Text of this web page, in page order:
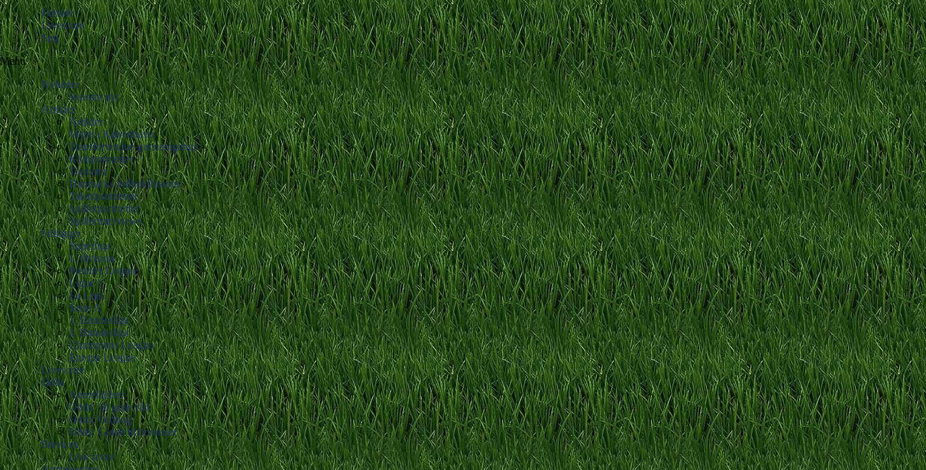
Forside
Livescore
Søg
Menu
Nyheder
Seneste nyt
Artikler
Artikler
Vejret i København
Transfervindue-gennemgange
Klubportrætter
Toplister
Danmarks fodboldhistorie
Talentportrætter
Spillerportrætter
Spillerinterviews
Stillinger
Superliga
1. division
Premier League
Ligue 1
La Liga
Serie A
1. Bundesliga
2. Bundesliga
Champions League
Europa League
Livescore
Odds
Anmeldelser
Odds: 10 gode råd
Odds: Ordbog
Odds: Guide til bonusser
Services
Live score